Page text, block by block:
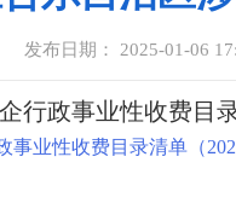
发布日期： 2025-01-06
行政事业性收费目
事业性收费目录清单（